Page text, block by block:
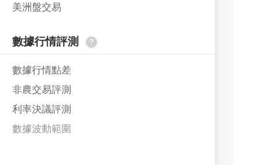
美洲盤交易
數據行情評測 ?
數據行情點差
非農交易評測
利率決議評測
數據波動範圍